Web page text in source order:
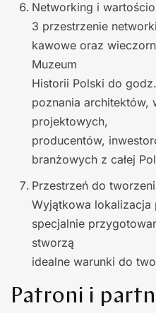
Networking i
3 przestrzenie
kawowe oraz
Muzeum
Historii Polski do
poznania architektów,
projektowych,
producentów,
branżowych z całej
Przestrzeń do
Wyjątkowa lokalizacja
specjalnie
stworzą
idealne warunki do
Patroni i